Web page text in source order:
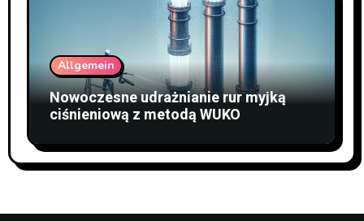
Allgemein
Nowoczesne udrażnianie rur myjką
ciśnieniową z metodą WUKO